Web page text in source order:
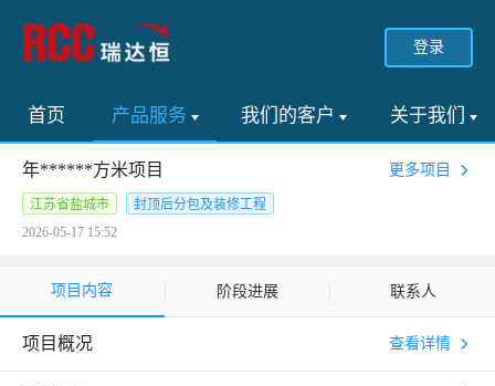
登录
首页 产品服务 我们的客户 关于我们
年******方米项目 更多项目
江苏省盐城市
封顶后分包及装修工程
2026-05-17 15:52
项目内容 阶段进展 联系人
项目概况 查看详情